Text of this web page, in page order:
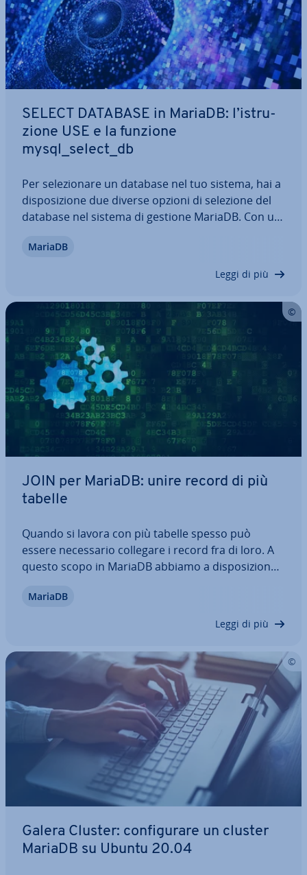
SELECT DATABASE in MariaDB: l’istru­
zio­ne USE e la funzione
mysql_select_db
Per se­le­zio­na­re un database nel tuo sistema, hai a
di­spo­si­zio­ne due diverse opzioni di selezione del
database nel sistema di gestione MariaDB. Con un
l’istru­zio­ne USE nella riga di comando e la funzione
MariaDB
Leggi di più
JOIN per MariaDB: unire record di più
tabelle
Quando si lavora con più tabelle spesso può
essere ne­ces­sa­rio collegare i record fra di loro. A
questo scopo in MariaDB abbiamo a di­spo­si­zio­ne
mo come funziona questo comando e quali sono
MariaDB
Leggi di più
Galera Cluster: con­fi­gu­ra­re un cluster
MariaDB su Ubuntu 20.04